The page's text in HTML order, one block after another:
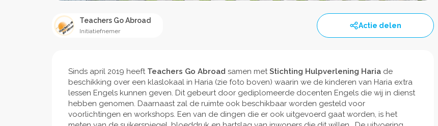
Teachers Go Abroad
Initiatiefnemer
Actie delen
Sinds april 2019 heeft Teachers Go Abroad samen metStichting Hulpverlening Haria de
beschikking over een klaslokaal in Haria (zie foto boven) waarin we de kinderen van Haria extra
lessen Engels kunnen geven. Dit gebeurt door gediplomeerde docenten Engels die wij in dienst
hebben genomen. Daarnaast zal de ruimte ook beschikbaar worden gesteld voor
voorlichtingen en workshops. Een van de dingen die er ook uitgevoerd gaat worden, is het